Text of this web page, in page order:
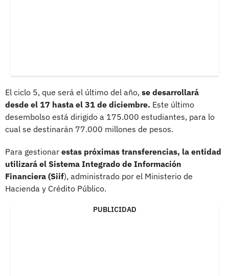
El ciclo 5, que será el último del año, se desarrollará
desde el 17 hasta el 31 de diciembre. Este último
desembolso está dirigido a 175.000 estudiantes, para lo
cual se destinarán 77.000 millones de pesos.
Para gestionar estas próximas transferencias, la entidad
utilizará el Sistema Integrado de Información
Financiera (Siif), administrado por el Ministerio de
Hacienda y Crédito Público.
PUBLICIDAD